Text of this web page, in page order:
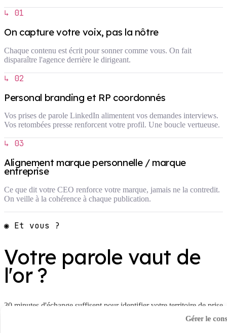
Gérer le
↳ 01
On capture votre voix, pas la nôtre
Chaque contenu est écrit pour sonner comme vous. On fait
disparaître l'agence derrière le dirigeant.
↳ 02
Personal branding et RP coordonnés
Vos prises de parole LinkedIn alimentent vos demandes interviews.
Vos retombées presse renforcent votre profil. Une boucle vertueuse.
↳ 03
Alignement marque personnelle / marque
entreprise
Ce que dit votre CEO renforce votre marque, jamais ne la contredit.
On veille à la cohérence à chaque publication.
◉ Et vous ?
Votre parole vaut de
l'or ?
30 minutes d'échange suffisent pour identifier votre territoire de prise